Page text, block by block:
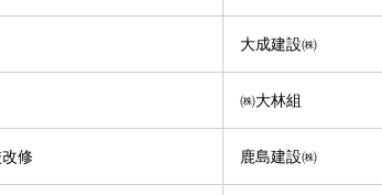
大成建設㈱
㈱大林組
修 鹿島建設㈱